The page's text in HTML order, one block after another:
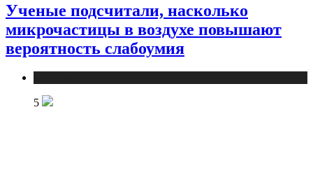
Ученые подсчитали, насколько
микрочастицы в воздухе повышают
вероятность слабоумия
5